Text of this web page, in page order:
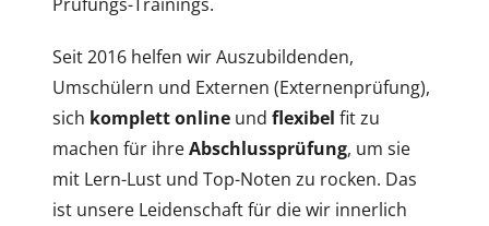
Seit 2016 helfen wir Auszubildenden,
Umschülern und Externen (Externenprüfung),
sich komplett online und flexibel fit zu
machen für ihreAbschlussprüfung, um sie
mit Lern-Lust und Top-Noten zu rocken. Das
ist unsere Leidenschaft für die wir innerlich